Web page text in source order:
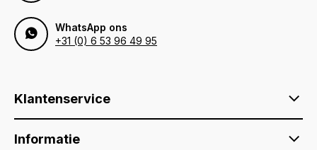
WhatsApp ons
+31 (0) 6 53 96 49 95
Klantenservice
Informatie